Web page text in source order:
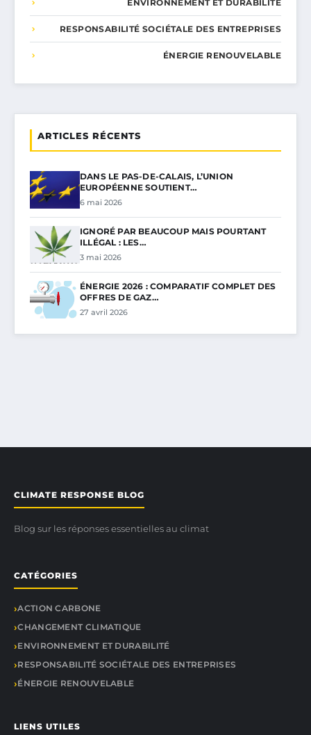
ENVIRONNEMENT ET DURABILITÉ
RESPONSABILITÉ SOCIÉTALE DES ENTREPRISES
ÉNERGIE RENOUVELABLE
ARTICLES RÉCENTS
DANS LE PAS-DE-CALAIS, L’UNION
EUROPÉENNE SOUTIENT…
6 mai 2026
IGNORÉ PAR BEAUCOUP MAIS POURTANT
ILLÉGAL : LES…
3 mai 2026
ÉNERGIE 2026 : COMPARATIF COMPLET DES
OFFRES DE GAZ…
27 avril 2026
CLIMATE RESPONSE BLOG
Blog sur les réponses essentielles au climat
CATÉGORIES
ACTION CARBONE
CHANGEMENT CLIMATIQUE
ENVIRONNEMENT ET DURABILITÉ
RESPONSABILITÉ SOCIÉTALE DES ENTREPRISES
ÉNERGIE RENOUVELABLE
LIENS UTILES